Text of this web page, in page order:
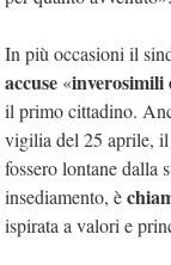
In più occasioni il
accuse «inverosimili
il primo cittadino.
vigilia del 25 aprile,
fossero lontane dalla
insediamento, è
ispirata a valori e